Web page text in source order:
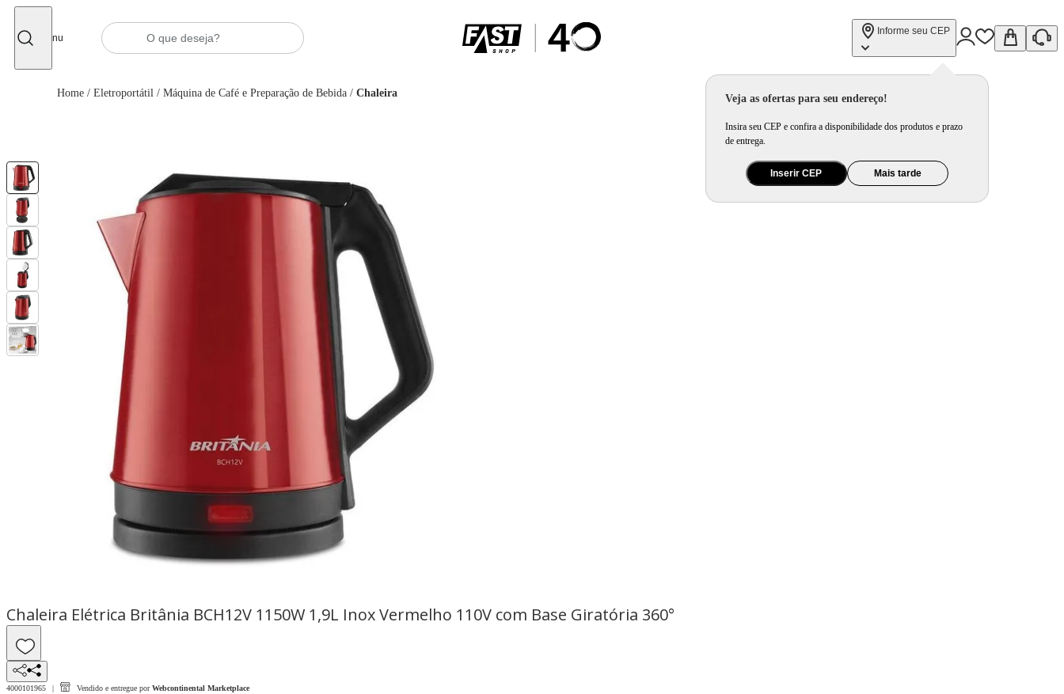
Menu
Informe seu CEP
Veja as ofertas para seu endereço!
Insira seu CEP e confira a disponibilidade dos produtos e prazo
de entrega.
Inserir CEP Mais tarde
Home / Eletroportátil / Máquina de Café e Preparação de Bebida / Chaleira
Chaleira Elétrica Britânia BCH12V 1150W 1,9L Inox Vermelho 110V com Base Giratória 360°
4000101965 Vendido e entregue por Webcontinental Marketplace